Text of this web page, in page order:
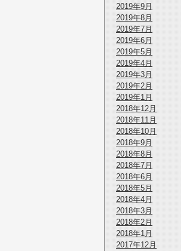
2019年9月
2019年8月
2019年7月
2019年6月
2019年5月
2019年4月
2019年3月
2019年2月
2019年1月
2018年12月
2018年11月
2018年10月
2018年9月
2018年8月
2018年7月
2018年6月
2018年5月
2018年4月
2018年3月
2018年2月
2018年1月
2017年12月